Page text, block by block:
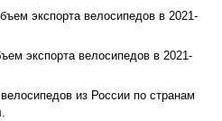
экспорта велосипедов в 2021-
экспорта велосипедов в 2021-
из России по странам